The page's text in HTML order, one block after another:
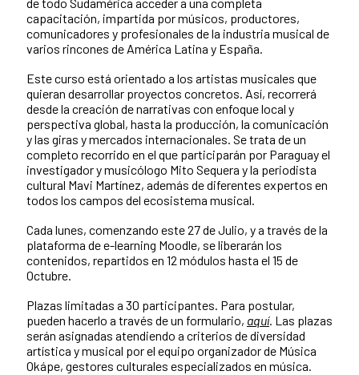
capacitación, impartida por músicos, productores,
comunicadores y profesionales de la industria musical de
varios rincones de América Latina y España.
Este curso está orientado a los artistas musicales que
quieran desarrollar proyectos concretos. Así, recorrerá
desde la creación de narrativas con enfoque local y
perspectiva global, hasta la producción, la comunicación
y las giras y mercados internacionales. Se trata de un
completo recorrido en el que participarán por Paraguay el
investigador y musicólogo Mito Sequera y la periodista
cultural Mavi Martínez, además de diferentes expertos en
todos los campos del ecosistema musical.
Cada lunes, comenzando este 27 de Julio, y a través de la
plataforma de e-learning Moodle, se liberarán los
contenidos, repartidos en 12 módulos hasta el 15 de
Octubre.
Plazas limitadas a 30 participantes. Para postular,
pueden hacerlo a través de un formulario, aquí. Las plazas
serán asignadas atendiendo a criterios de diversidad
artística y musical por el equipo organizador de Música
Okápe, gestores culturales especializados en música.